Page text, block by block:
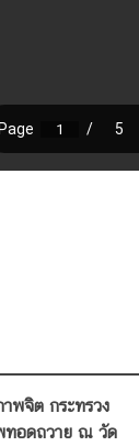
พจิต กระทรวง
ทอดถวาย ณ วัด